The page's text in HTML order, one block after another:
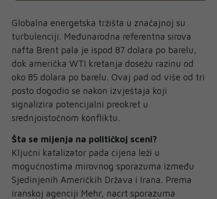
Globalna energetska tržišta u značajnoj su
turbulenciji. Međunarodna referentna sirova
nafta Brent pala je ispod 87 dolara po barelu,
dok američka WTI kretanja dosežu razinu od
oko 85 dolara po barelu. Ovaj pad od više od tri
posto dogodio se nakon izvještaja koji
signalizira potencijalni preokret u
srednjoistočnom konfliktu.
Šta se mijenja na političkoj sceni?
Ključni katalizator pada cijena leži u
mogućnostima mirovnog sporazuma između
Sjedinjenih Američkih Država i Irana. Prema
iranskoj agenciji Mehr, nacrt sporazuma